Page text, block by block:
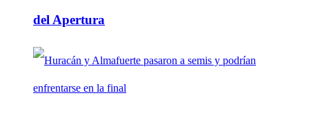
del Apertura